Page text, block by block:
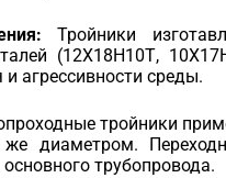
Тройники
(12Х18Н10Т,
агрессивности среды.
тройники
диаметром.
трубопровода.